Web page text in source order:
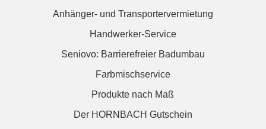
Anhänger- und Transportervermietung
Handwerker-Service
Seniovo: Barrierefreier Badumbau
Farbmischservice
Produkte nach Maß
Der HORNBACH Gutschein